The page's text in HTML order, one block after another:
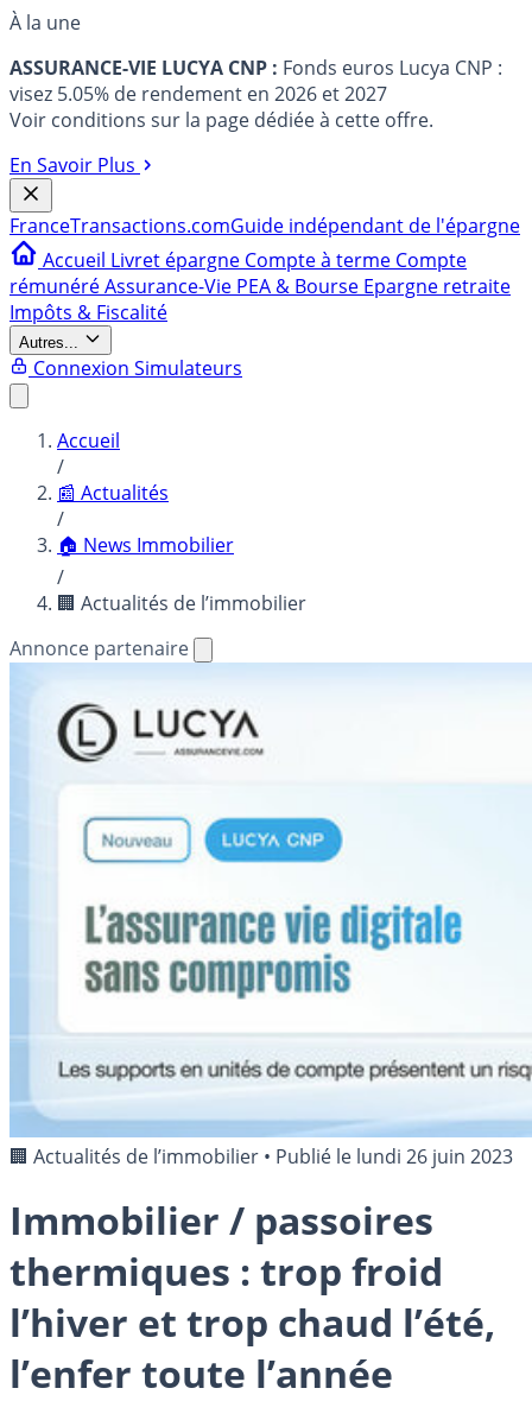
À la une
ASSURANCE-VIE LUCYA CNP : Fonds euros Lucya CNP :
visez 5.05% de rendement en 2026 et 2027
Voir conditions sur la page dédiée à cette offre.
En Savoir Plus
FranceTransactions.comGuide indépendant de l'épargne
Accueil Livret épargne Compte à terme Compte
rémunéréAssurance-Vie PEA & Bourse Epargne retraite
Impôts & Fiscalité
Autres...
Connexion Simulateurs
Accueil
/
📰 Actualités
/
🏠 News Immobilier
/
🏢 Actualités de l’immobilier
Annonce partenaire
🏢 Actualités de l’immobilier • Publié le lundi 26 juin 2023
Immobilier / passoires
thermiques : trop froid
l’hiver et trop chaud l’été,
l’enfer toute l’année